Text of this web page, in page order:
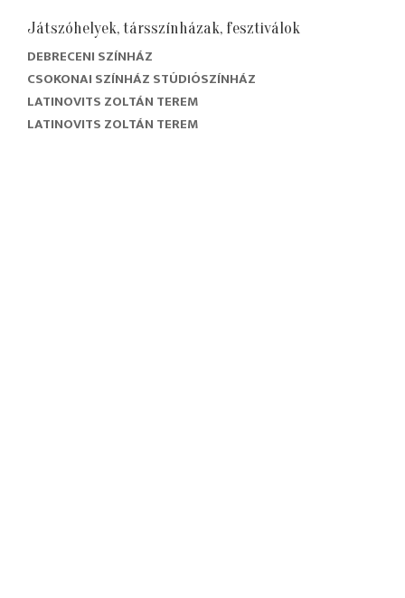
Játszóhelyek, társszínházak, fesztiválok
DEBRECENI SZÍNHÁZ
CSOKONAI SZÍNHÁZ STÚDIÓSZÍNHÁZ
LATINOVITS ZOLTÁN TEREM
LATINOVITS ZOLTÁN TEREM